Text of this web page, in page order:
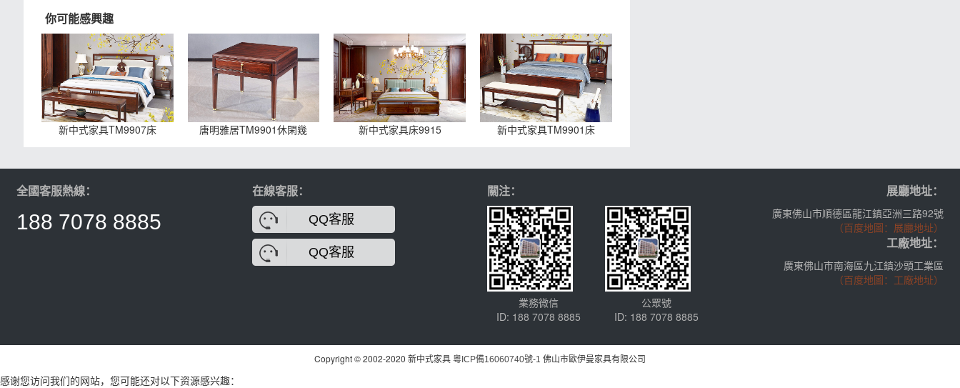
你可能感興趣
新中式家具TM9907床 唐明雅居TM9901休閑幾 新中式家具床9915 新中式家具TM9901床
全國客服熱線：
188 7078 8885
在線客服：
QQ客服
QQ客服
關注：
業務微信
ID: 188 7078 8885
公眾號
ID: 188 7078 8885
展廳地址：
廣東佛山市順德區龍江鎮亞洲三路92號
（百度地圖：展廳地址）
工廠地址：
廣東佛山市南海區九江鎮沙頭工業區
（百度地圖：工廠地址）
Copyright © 2002-2020 新中式家具 粵ICP備16060740號-1 佛山市歐伊曼家具有限公司
感谢您访问我们的网站，您可能还对以下资源感兴趣：